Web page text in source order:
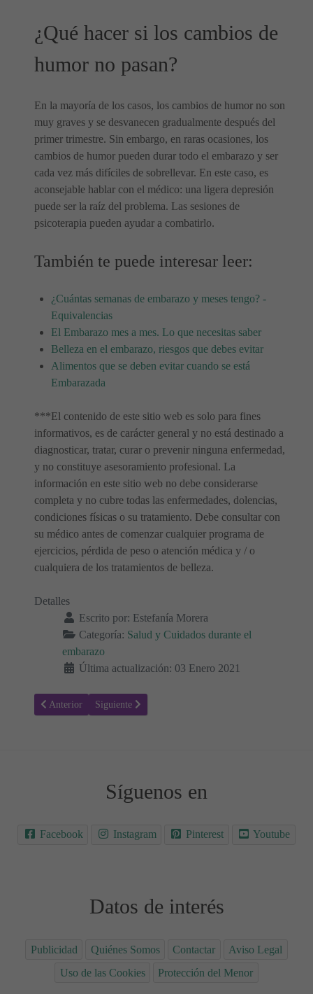
¿Qué hacer si los cambios de
humor no pasan?
En la mayoría de los casos, los cambios de humor no son
muy graves y se desvanecen gradualmente después del
primer trimestre. Sin embargo, en raras ocasiones, los
cambios de humor pueden durar todo el embarazo y ser
cada vez más difíciles de sobrellevar. En este caso, es
aconsejable hablar con el médico: una ligera depresión
puede ser la raíz del problema. Las sesiones de
psicoterapia pueden ayudar a combatirlo.
También te puede interesar leer:
¿Cuántas semanas de embarazo y meses tengo? -
Equivalencias
El Embarazo mes a mes. Lo que necesitas saber
Belleza en el embarazo, riesgos que debes evitar
Alimentos que se deben evitar cuando se está
Embarazada
***El contenido de este sitio web es solo para fines
informativos, es de carácter general y no está destinado a
diagnosticar, tratar, curar o prevenir ninguna enfermedad,
y no constituye asesoramiento profesional. La
información en este sitio web no debe considerarse
completa y no cubre todas las enfermedades, dolencias,
condiciones físicas o su tratamiento. Debe consultar con
su médico antes de comenzar cualquier programa de
ejercicios, pérdida de peso o atención médica y / o
cualquiera de los tratamientos de belleza.
Detalles
Escrito por: Estefanía Morera
Categoría: Salud y Cuidados durante el
embarazo
Última actualización: 03 Enero 2021
Artículo anterior: Pérdida de Sangre y Flujo Vaginal en el Embarazo
Anterior Artículo siguiente: Dificultad para respirar, vértigos y
Siguiente
Síguenos en
Facebook Instagram Pinterest Youtube
Datos de interés
Publicidad Quiénes Somos Contactar
Aviso Legal
Uso de las Cookies
Protección del Menor